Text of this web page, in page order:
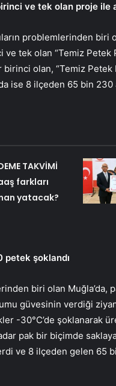
ve tek olan proje ile
problemlerinden biri
ve tek olan “Temiz
olan, “Temiz
ise 8 ilçeden 65 bin
TAKVİMİ
farkları
yatacak?
petek şoklandı
biri olan Muğla’da,
güvesinin verdiği
-30°C’de şoklanarak
pak bir biçimde
ve 8 ilçeden gelen